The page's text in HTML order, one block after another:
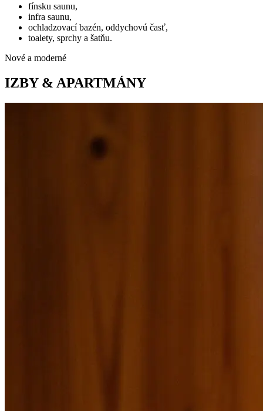
fínsku saunu,
infra saunu,
ochladzovací bazén, oddychovú časť,
toalety, sprchy a šatňu.
Nové a moderné
IZBY & APARTMÁNY